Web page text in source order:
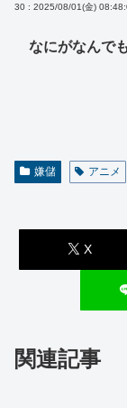
30 : 2025/08/01(金)
なにがなんで
嫌儲 アニメ
X
関連記事